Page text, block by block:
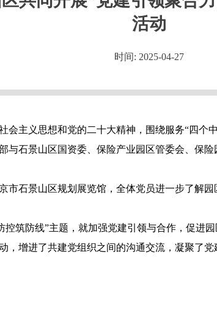
活动
时间: 2025-04-27
会主义思想和党的二十大精神，围绕服务“四个
与石景山区国资委、保险产业园区管委会、保
市石景山区规划展览馆，全体党员进一步了解
控筑防线”主题，就加强党建引领与合作，促进
，增进了共建党组织之间的沟通交流，凝聚了